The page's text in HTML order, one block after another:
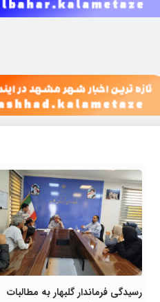
رسیدگی فرماندار گلبهار به مطالبات